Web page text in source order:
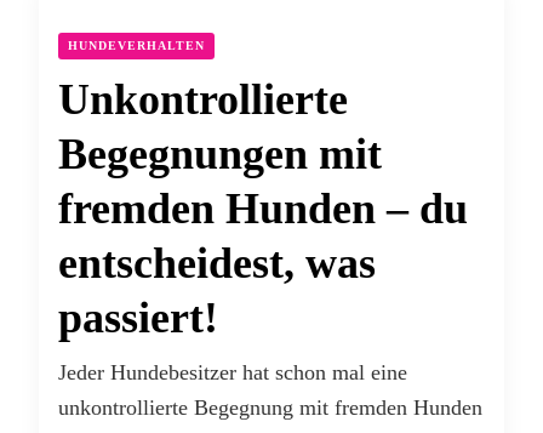
HUNDEVERHALTEN
Unkontrollierte
Begegnungen mit
fremden Hunden – du
entscheidest, was
passiert!
Jeder Hundebesitzer hat schon mal eine
unkontrollierte Begegnung mit fremden Hunden